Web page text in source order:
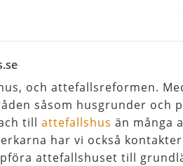
och attefallsreformen.
såsom husgrunder och
till attefallshus än många
har vi också
attefallshuset till